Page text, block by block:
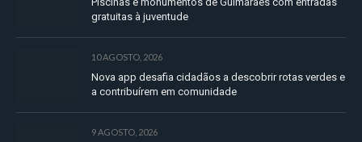
gratuitas à juventude
10 AGOSTO, 2026
Nova app desafia cidadãos a descobrir rotas verdes e
a contribuírem em comunidade
9 AGOSTO, 2026